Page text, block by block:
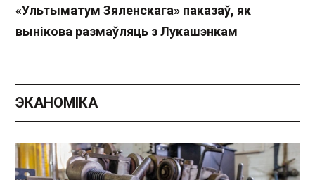
«Ультыматум Зяленскага» паказаў, як
вынікова размаўляць з Лукашэнкам
ЭКАНОМІКА